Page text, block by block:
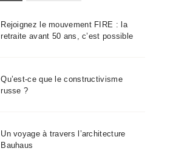
Rejoignez le mouvement FIRE : la
retraite avant 50 ans, c’est possible
Qu’est-ce que le constructivisme
russe ?
Un voyage à travers l’architecture
Bauhaus